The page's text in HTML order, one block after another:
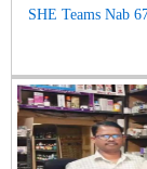
SHE Teams Nab